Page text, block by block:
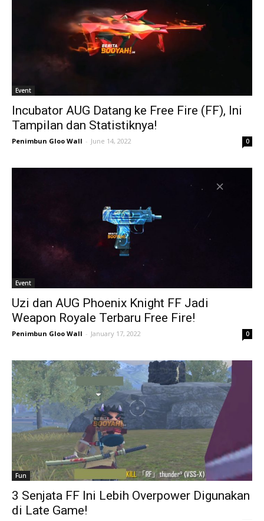
Event
Incubator AUG Datang ke Free Fire (FF), Ini
Tampilan dan Statistiknya!
Penimbun Gloo Wall - June 14, 2022 0
Event
Uzi dan AUG Phoenix Knight FF Jadi
Weapon Royale Terbaru Free Fire!
Penimbun Gloo Wall - January 17, 2022 0
Fun
3 Senjata FF Ini Lebih Overpower Digunakan
di Late Game!